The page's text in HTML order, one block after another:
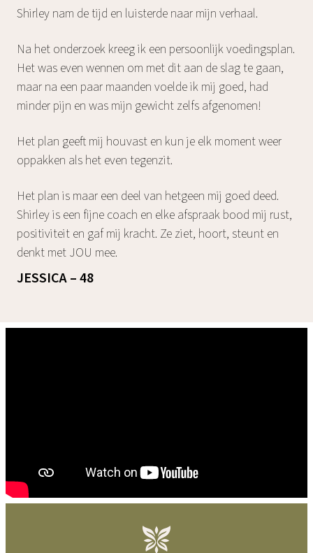
Shirley nam de tijd en luisterde naar mijn verhaal.
Na het onderzoek kreeg ik een persoonlijk voedingsplan.
Het was even wennen om met dit aan de slag te gaan,
maar na een paar maanden voelde ik mij goed, had
minder pijn en was mijn gewicht zelfs afgenomen!
Het plan geeft mij houvast en kun je elk moment weer
oppakken als het even tegenzit.
Het plan is maar een deel van hetgeen mij goed deed.
Shirley is een fijne coach en elke afspraak bood mij rust,
positiviteit en gaf mij kracht. Ze ziet, hoort, steunt en
denkt met JOU mee.
JESSICA – 48